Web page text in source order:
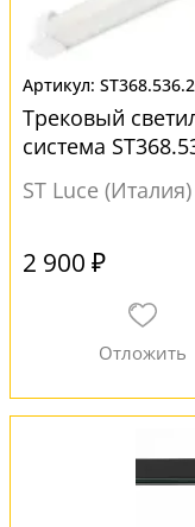
Трековый
система
ST Luce (Италия)
2 900 ₽